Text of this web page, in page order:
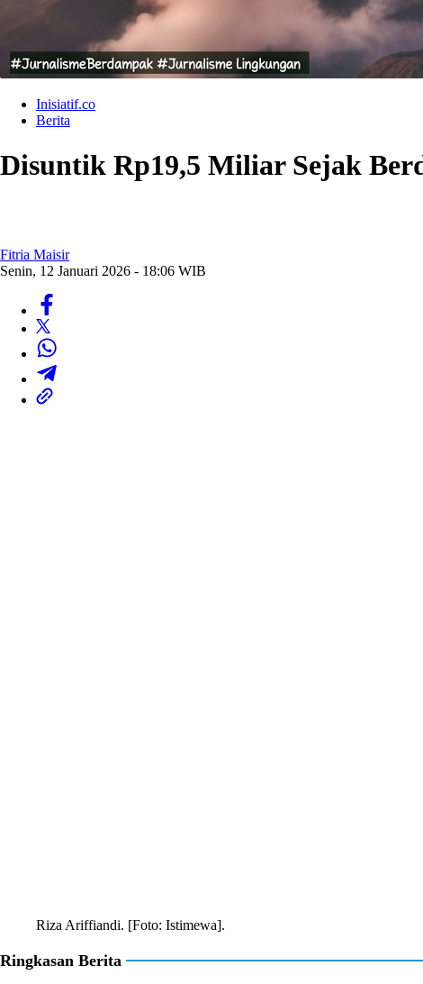
Inisiatif.co
Berita
Disuntik Rp19,5 Miliar Sejak
Fitria Maisir
Senin, 12 Januari 2026 - 18:06 WIB
Riza Ariffiandi. [Foto: Istimewa].
Ringkasan Berita